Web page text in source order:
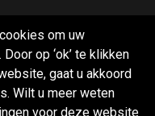
om uw
op ‘ok’ te klikken
gaat u akkoord
Wilt u meer weten
voor deze website
Vacatures